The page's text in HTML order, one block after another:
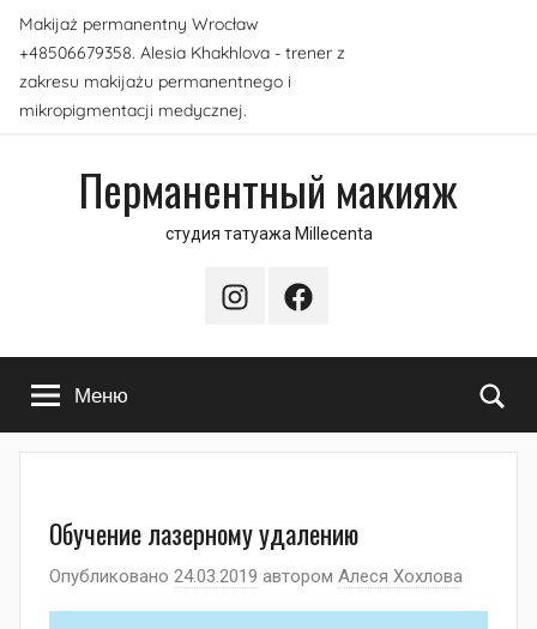
Перейти
содержимому
Makijaż permanentny Wrocław
+48506679358. Alesia Khakhlova - trener z
zakresu makijażu permanentnego i
mikropigmentacji medycznej.
Перманентный макияж
студия татуажа Millecenta
InstagramFacebook
Меню
Обучение лазерному удалению
Опубликовано 24.03.2019 автором Алеся Хохлова